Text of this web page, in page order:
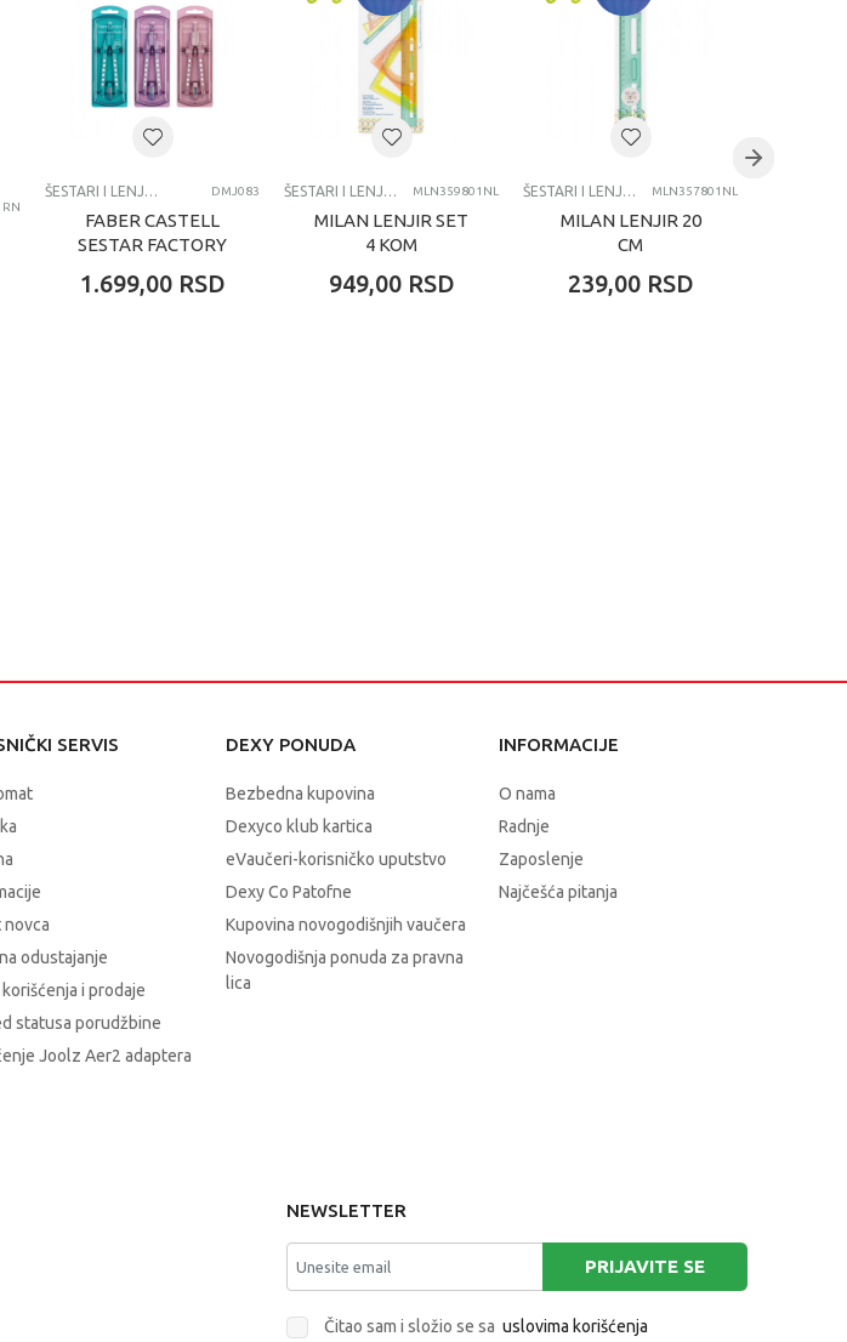
ŠESTARI I LENJIRI DMJ083
FABER CASTELL
SESTAR FACTORY
1.699,00 RSD
ŠESTARI I LENJIRI MLN359801NL
MILAN LENJIR SET
4 KOM
949,00 RSD
ŠESTARI I LENJIRI MLN357801NL
MILAN LENJIR 20
CM
239,00 RSD
SERVIS
novca
odustajanje
i prodaje
statusa porudžbine
Joolz Aer2 adaptera
DEXY PONUDA
Bezbedna kupovina
Dexyco klub kartica
eVaučeri-korisničko uputstvo
Dexy Co Patofne
Kupovina novogodišnjih vaučera
Novogodišnja ponuda za pravna
lica
INFORMACIJE
O nama
Radnje
Zaposlenje
Najčešća pitanja
NEWSLETTER
PRIJAVITE SE
Čitao sam i složio se sa uslovima korišćenja